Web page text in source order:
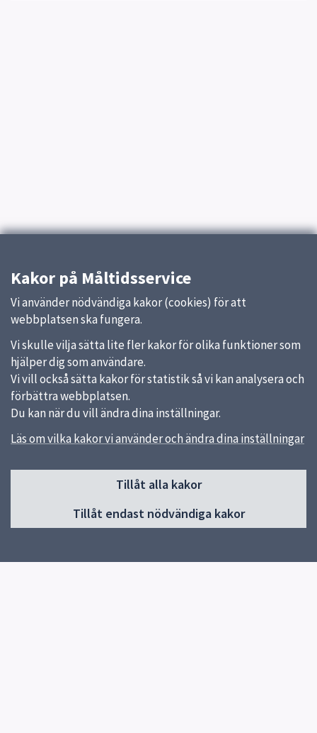
Kakor på Måltidsservice
Vi använder nödvändiga kakor (cookies) för att
webbplatsen ska fungera.
Vi skulle vilja sätta lite fler kakor för olika funktioner som
hjälper dig som användare.
Vi vill också sätta kakor för statistik så vi kan analysera och
förbättra webbplatsen.
Du kan när du vill ändra dina inställningar.
Läs om vilka kakor vi använder och ändra dina inställningar
Tillåt alla kakor
Tillåt endast nödvändiga kakor
Sidfot
Våra kök och menyer